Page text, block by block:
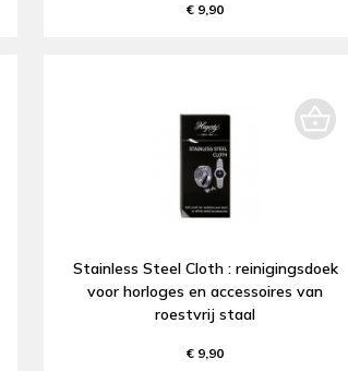
€ 9,90
Stainless Steel Cloth : reinigingsdoek
voor horloges en accessoires van
roestvrij staal
€ 9,90